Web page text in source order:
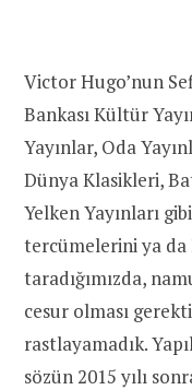
Victor Hugo’nun
Bankası Kültür
Yayınlar, Oda
Dünya Klasikleri,
Yelken Yayınları
tercümelerini ya da
taradığımızda,
cesur olması
rastlayamadık.
sözün 2015 yılı